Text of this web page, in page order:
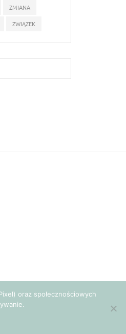
ZMIANA
ZWIĄZEK
oraz społecznościowych